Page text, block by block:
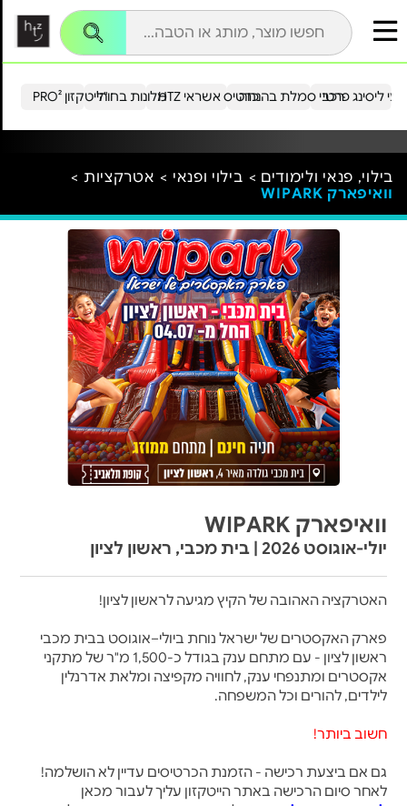
הייטקזון PRO²מלונות בחו"ל כרטיס אשראי HTZ ליסינג פרטירכבי סמלת בהנחה
בילוי, פנאי ולימודים > בילוי ופנאי > אטרקציות >
וואיפארק WIPARK
וואיפארק WIPARK
יולי-אוגוסט 2026 | בית מכבי, ראשון לציון
האטרקציה האהובה של הקיץ מגיעה לראשון לציון!
פארק האקסטרים של ישראל נוחת ביולי–אוגוסט בבית מכבי
ראשון לציון - עם מתחם ענק בגודל כ-1,500 מ"ר של מתקני
אקסטרים ומתנפחי ענק, לחוויה מקפיצה ומלאת אדרנלין
לילדים, להורים וכל המשפחה.
חשוב ביותר!
גם אם ביצעת רכישה - הזמנת הכרטיסים עדיין לא הושלמה!
לאחר סיום הרכישה באתר הייטקזון עליך לעבור מכאן